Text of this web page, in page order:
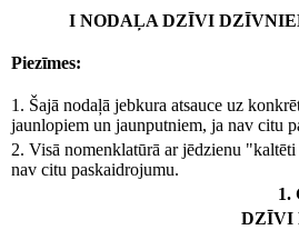
I NODAĻA DZĪVI
Piezīmes:
1. Šajā nodaļā jebkura atsauce uz
jaunlopiem un jaunputniem, ja nav citu
2. Visā nomenklatūrā ar jēdzienu
nav citu paskaidrojumu.
1.
DZĪVI